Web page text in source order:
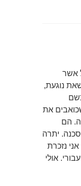
אשר
נוגעת,
את
הם
יתרה
נזכרת
אולי